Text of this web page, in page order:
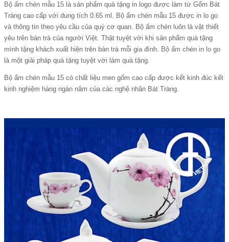
Bộ ấm chén mẫu 15 là sản phẩm quà tặng in logo được làm từ Gốm Bát
Tràng cao cấp với dung tích 0.65 ml. Bộ ấm chén mẫu 15 được in lo go
và thông tin theo yêu cầu của quý cơ quan. Bộ ấm chén luôn là vật thiết
yêu trên bàn trà của người Việt. Thật tuyệt vời khi sản phẩm quà tặng
mình tặng khách xuất hiện trên bàn trà mỗi gia đình. Bộ ấm chén in lo go
là một giải pháp quà tặng tuyệt vời làm quà tặng.
Bộ ấm chén mẫu 15 có chất liệu men gốm cao cấp được kết kinh đúc kết
kinh nghiệm hàng ngàn năm của các nghệ nhân Bát Tràng.